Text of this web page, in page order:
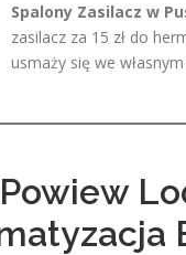
Spalony Zasilacz w
zasilacz za 15 zł do
usmaży się we
Powiew